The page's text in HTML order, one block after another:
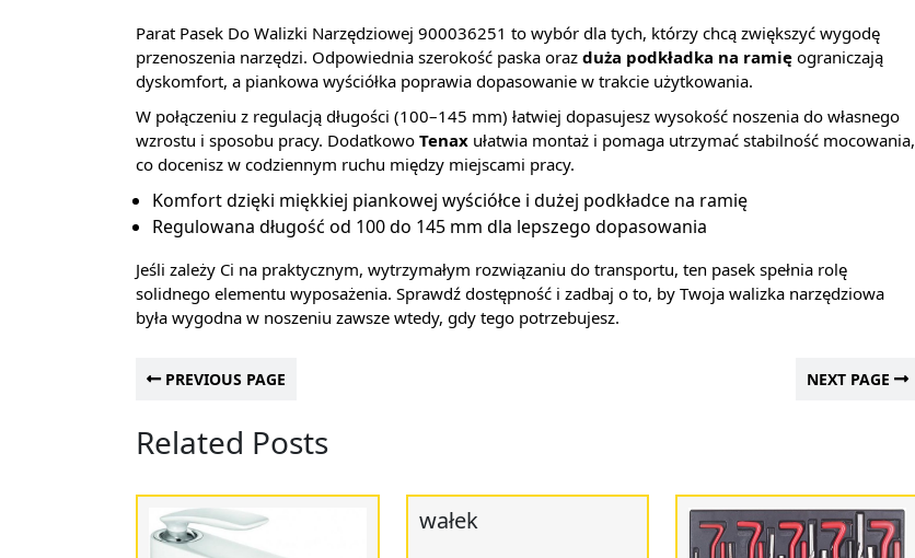
Parat Pasek Do Walizki Narzędziowej 900036251 to wybór dla tych, którzy chcą zwiększyć wygodę
przenoszenia narzędzi. Odpowiednia szerokość paska oraz duża podkładka na ramię ograniczają
dyskomfort, a piankowa wyściółka poprawia dopasowanie w trakcie użytkowania.
W połączeniu z regulacją długości (100–145 mm) łatwiej dopasujesz wysokość noszenia do własnego
wzrostu i sposobu pracy. Dodatkowo Tenax ułatwia montaż i pomaga utrzymać stabilność mocowania,
co docenisz w codziennym ruchu między miejscami pracy.
Komfort dzięki miękkiej piankowej wyściółce i dużej podkładce na ramię
Regulowana długość od 100 do 145 mm dla lepszego dopasowania
Jeśli zależy Ci na praktycznym, wytrzymałym rozwiązaniu do transportu, ten pasek spełnia rolę
solidnego elementu wyposażenia. Sprawdź dostępność i zadbaj o to, by Twoja walizka narzędziowa
była wygodna w noszeniu zawsze wtedy, gdy tego potrzebujesz.
PREVIOUS PAGE NEXT PAGE
Related Posts
wałek